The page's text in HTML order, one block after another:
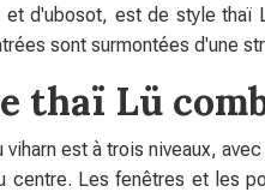
et d'ubosot, est de style thaï
sont surmontées d'une
thaï Lü
viharn est à trois niveaux,
centre. Les fenêtres et les